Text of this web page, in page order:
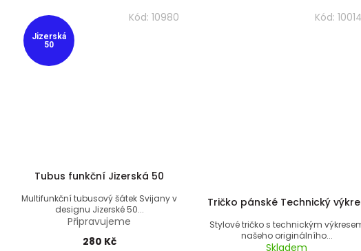
Jizerská
50
Kód: 10980
Tubus funkční Jizerská 50
Multifunkční tubusový šátek Svijany v
designu Jizerské 50...
Připravujeme
280 Kč
Kód:
Tričko pánské Technický
Stylové tričko s technickým
našeho originálního...
Skladem